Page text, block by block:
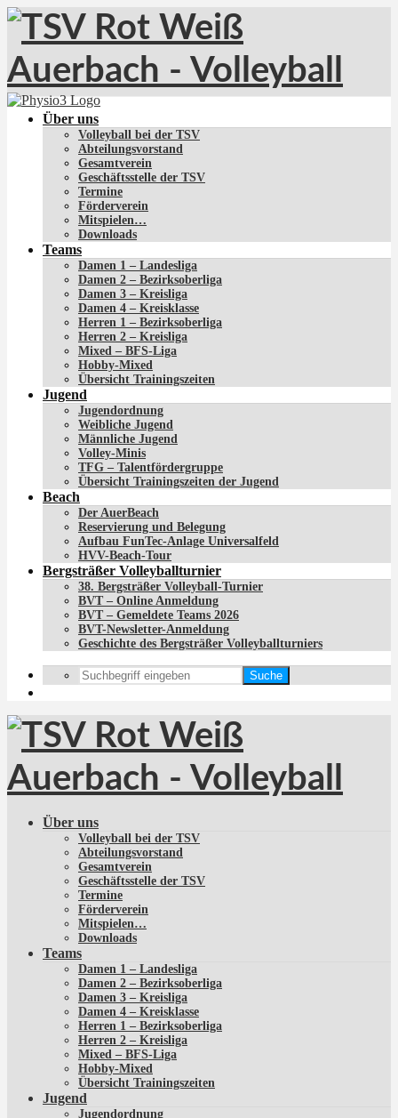
Über uns
Volleyball bei der TSV
Abteilungsvorstand
Gesamtverein
Geschäftsstelle der TSV
Termine
Förderverein
Mitspielen…
Downloads
Teams
Damen 1 – Landesliga
Damen 2 – Bezirksoberliga
Damen 3 – Kreisliga
Damen 4 – Kreisklasse
Herren 1 – Bezirksoberliga
Herren 2 – Kreisliga
Mixed – BFS-Liga
Hobby-Mixed
Übersicht Trainingszeiten
Jugend
Jugendordnung
Weibliche Jugend
Männliche Jugend
Volley-Minis
TFG – Talentfördergruppe
Übersicht Trainingszeiten der Jugend
Beach
Der AuerBeach
Reservierung und Belegung
Aufbau FunTec-Anlage Universalfeld
HVV-Beach-Tour
Bergsträßer Volleyballturnier
38. Bergsträßer Volleyball-Turnier
BVT – Online Anmeldung
BVT – Gemeldete Teams 2026
BVT-Newsletter-Anmeldung
Geschichte des Bergsträßer Volleyballturniers
Suche
Über uns
Volleyball bei der TSV
Abteilungsvorstand
Gesamtverein
Geschäftsstelle der TSV
Termine
Förderverein
Mitspielen…
Downloads
Teams
Damen 1 – Landesliga
Damen 2 – Bezirksoberliga
Damen 3 – Kreisliga
Damen 4 – Kreisklasse
Herren 1 – Bezirksoberliga
Herren 2 – Kreisliga
Mixed – BFS-Liga
Hobby-Mixed
Übersicht Trainingszeiten
Jugend
Jugendordnung